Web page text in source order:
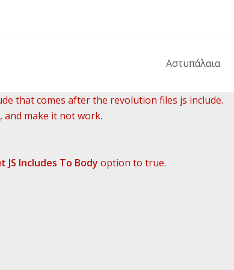
Αστυπάλαια
that comes after the revolution files js include.
and make it not work.
JS Includes To Body option to true.